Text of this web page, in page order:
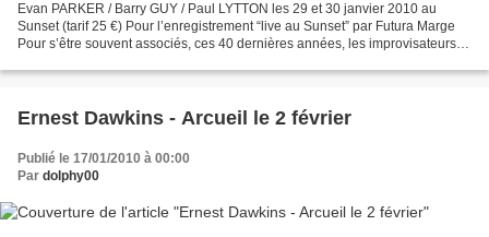
Evan PARKER / Barry GUY / Paul LYTTON les 29 et 30 janvier 2010 au
Sunset (tarif 25 €) Pour l’enregistrement “live au Sunset” par Futura Marge
Pour s’être souvent associés, ces 40 dernières années, les improvisateurs
Ernest Dawkins - Arcueil le 2 février
Publié le 17/01/2010 à 00:00
Par dolphy00